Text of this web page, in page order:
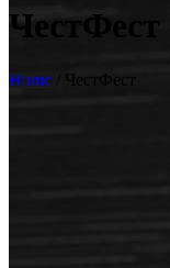
ЧестФест
Home ЧестФест